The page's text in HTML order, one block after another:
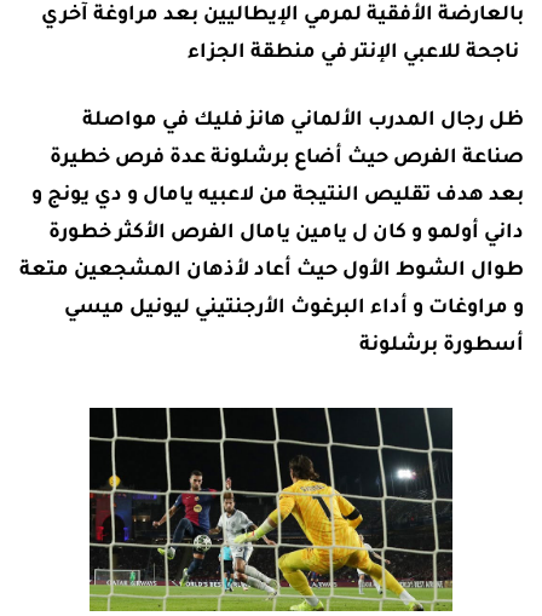
بالعارضة الأفقية لمرمي الإيطاليين بعد مراوغة آخري
ناجحة للاعبي الإنتر في منطقة الجزاء
ظل رجال المدرب الألماني هانز فليك في مواصلة
صناعة الفرص حيث أضاع برشلونة عدة فرص خطيرة
بعد هدف تقليص النتيجة من لاعبيه يامال و دي يونج و
داني أولمو و كان ل يامين يامال الفرص الأكثر خطورة
طوال الشوط الأول حيث أعاد لأذهان المشجعين متعة
و مراوغات و أداء البرغوث الأرجنتيني ليونيل ميسي
أسطورة برشلونة